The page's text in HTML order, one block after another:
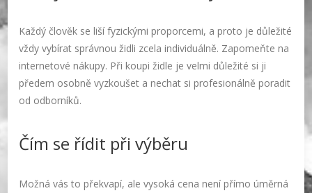
Každý člověk se liší fyzickými proporcemi, a proto je důležité
vždy vybírat správnou židli zcela individuálně. Zapomeňte na
internetové nákupy. Při koupi židle je velmi důležité si ji
předem osobně vyzkoušet a nechat si profesionálně poradit
od odborníků.
Čím se řídit při výběru
Možná vás to překvapí, ale vysoká cena není přímo úměrná